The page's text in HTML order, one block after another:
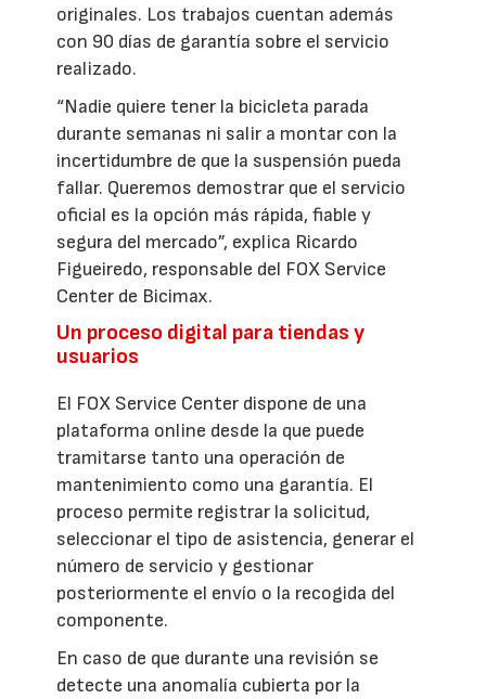
originales. Los trabajos cuentan además
con 90 días de garantía sobre el servicio
realizado.
“Nadie quiere tener la bicicleta parada
durante semanas ni salir a montar con la
incertidumbre de que la suspensión pueda
fallar. Queremos demostrar que el servicio
oficial es la opción más rápida, fiable y
segura del mercado”, explica Ricardo
Figueiredo, responsable del FOX Service
Center de Bicimax.
Un proceso digital para tiendas y
usuarios
El FOX Service Center dispone de una
plataforma online desde la que puede
tramitarse tanto una operación de
mantenimiento como una garantía. El
proceso permite registrar la solicitud,
seleccionar el tipo de asistencia, generar el
número de servicio y gestionar
posteriormente el envío o la recogida del
componente.
En caso de que durante una revisión se
detecte una anomalía cubierta por la